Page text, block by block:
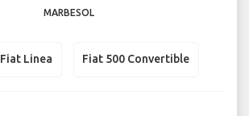
MARBESOL
Fiat Linea Fiat 500 Convertible